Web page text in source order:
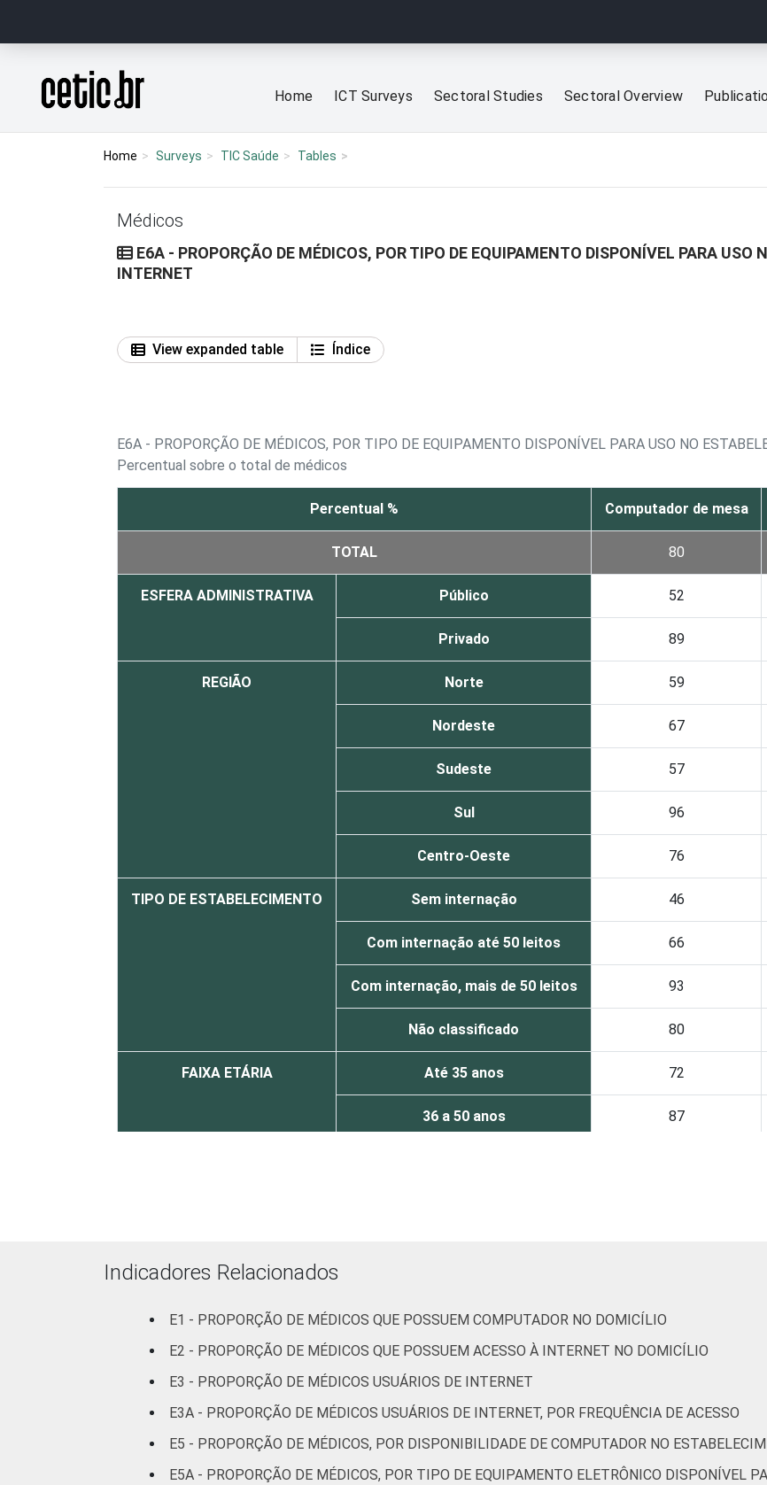
Página inicial
Home ICT Surveys Sectoral Studies Sectoral Overview
Home Surveys TIC Saúde Tables
Médicos
E6A - PROPORÇÃO DE MÉDICOS, POR TIPO DE EQUIPAMENTO DISPONÍVEL PARA
INTERNET
View expanded table
Índice
E6A - PROPORÇÃO DE MÉDICOS, POR TIPO DE EQUIPAMENTO DISPONÍVEL PARA USO NO
Percentual sobre o total de médicos
Percentual % Computador de mesa
TOTAL 80
ESFERA ADMINISTRATIVA Público 52
Privado 89
REGIÃO Norte 59
Nordeste 67
Sudeste 57
Sul 96
Centro-Oeste 76
TIPO DE ESTABELECIMENTO Sem internação 46
Com internação até 50 leitos 66
Com internação, mais de 50 leitos 93
Não classificado 80
FAIXA ETÁRIA Até 35 anos 72
36 a 50 anos 87
Indicadores Relacionados
E1 - PROPORÇÃO DE MÉDICOS QUE POSSUEM COMPUTADOR NO DOMICÍLIO
E2 - PROPORÇÃO DE MÉDICOS QUE POSSUEM ACESSO À INTERNET NO DOMICÍLIO
E3 - PROPORÇÃO DE MÉDICOS USUÁRIOS DE INTERNET
E3A - PROPORÇÃO DE MÉDICOS USUÁRIOS DE INTERNET, POR FREQUÊNCIA DE ACESSO
E5 - PROPORÇÃO DE MÉDICOS, POR DISPONIBILIDADE DE COMPUTADOR NO
E5A - PROPORÇÃO DE MÉDICOS, POR TIPO DE EQUIPAMENTO ELETRÔNICO DISPONÍVEL